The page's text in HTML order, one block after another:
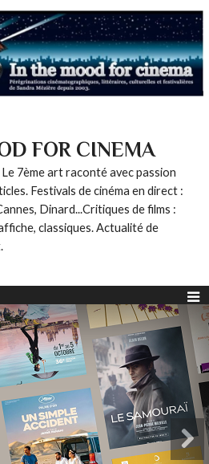
FOR CINEMA
7ème art raconté avec passion
Festivals de cinéma en direct :
Dinard...Critiques de films :
classiques. Actualité de